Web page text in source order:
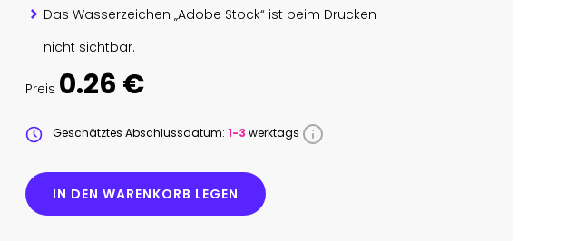
Das Wasserzeichen „Adobe Stock“ ist beim Drucken
nicht sichtbar.
Preis 0.26 €
Geschätztes Abschlussdatum: 1-3 werktags
IN DEN WARENKORB LEGEN